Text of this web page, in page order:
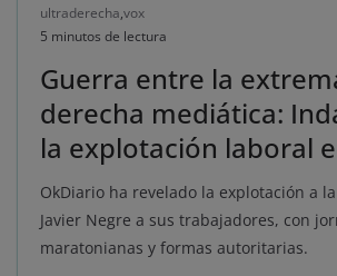
ultraderecha,vox
5 minutos de lectura
Guerra entre la
derecha mediática:
la explotación laboral
OkDiario ha revelado la explotación a
Javier Negre a sus trabajadores, con
maratonianas y formas autoritarias.